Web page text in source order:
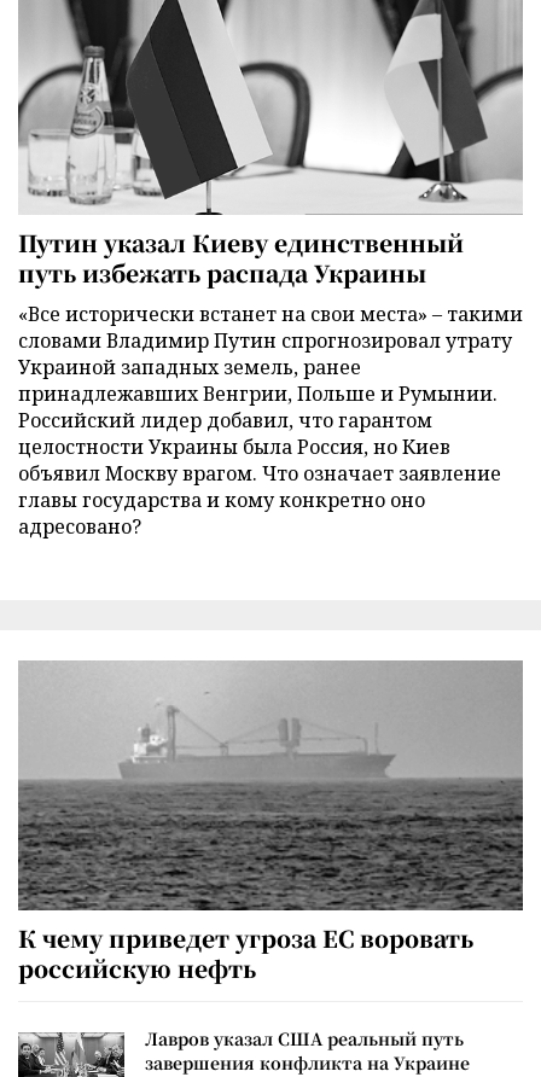
Путин указал Киеву единственный
путь избежать распада Украины
«Все исторически встанет на свои места» – такими
словами Владимир Путин спрогнозировал утрату
Украиной западных земель, ранее
принадлежавших Венгрии, Польше и Румынии.
Российский лидер добавил, что гарантом
целостности Украины была Россия, но Киев
объявил Москву врагом. Что означает заявление
главы государства и кому конкретно оно
адресовано?
К чему приведет угроза ЕС воровать
российскую нефть
Лавров указал США реальный путь
завершения конфликта на Украине